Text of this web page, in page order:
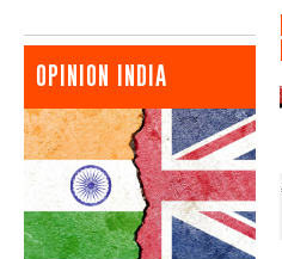
OPINION INDIA